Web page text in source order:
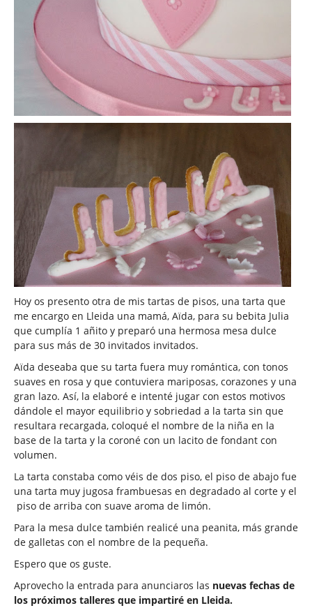
Hoy os presento otra de mis tartas de pisos, una tarta que
me encargo en Lleida una mamá, Aïda, para su bebita Julia
que cumplía 1 añito y preparó una hermosa mesa dulce
para sus más de 30 invitados invitados.
Aïda deseaba que su tarta fuera muy romántica, con tonos
suaves en rosa y que contuviera mariposas, corazones y una
gran lazo. Así, la elaboré e intenté jugar con estos motivos
dándole el mayor equilibrio y sobriedad a la tarta sin que
resultara recargada, coloqué el nombre de la niña en la
base de la tarta y la coroné con un lacito de fondant con
volumen.
La tarta constaba como véis de dos piso, el piso de abajo fue
una tarta muy jugosa frambuesas en degradado al corte y el
piso de arriba con suave aroma de limón.
Para la mesa dulce también realicé una peanita, más grande
de galletas con el nombre de la pequeña.
Espero que os guste.
Aprovecho la entrada para anunciaros las nuevas fechas de
los próximos talleres que impartiré en Lleida.